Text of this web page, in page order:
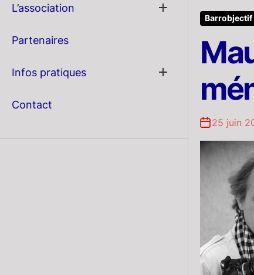
L’association
Show
Partenaires
Infos pratiques
Show
Contact
Barrobjectif
25 juin